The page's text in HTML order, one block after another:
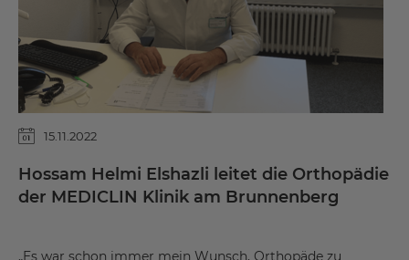
15.11.2022
Hossam Helmi Elshazli leitet die Orthopädie
der MEDICLIN Klinik am Brunnenberg
„Es war schon immer mein Wunsch, Orthopäde zu